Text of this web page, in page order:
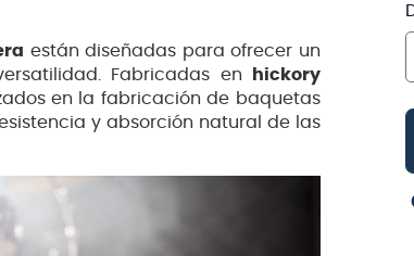
están diseñadas para ofrecer un
Fabricadas en
hickory
en la fabricación de baquetas
y absorción natural de las